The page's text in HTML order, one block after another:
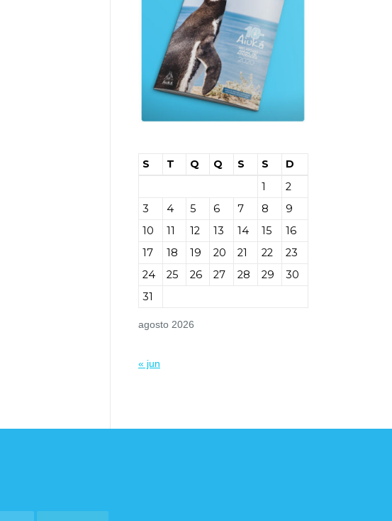
agosto 2026
S T Q Q S S
D
1
2
3
4 5 6 7 8
9
10
11 12 13 14 15
16
17
18 19 20 21 22
23
24
25 26 27 28 29
30
31
« jun